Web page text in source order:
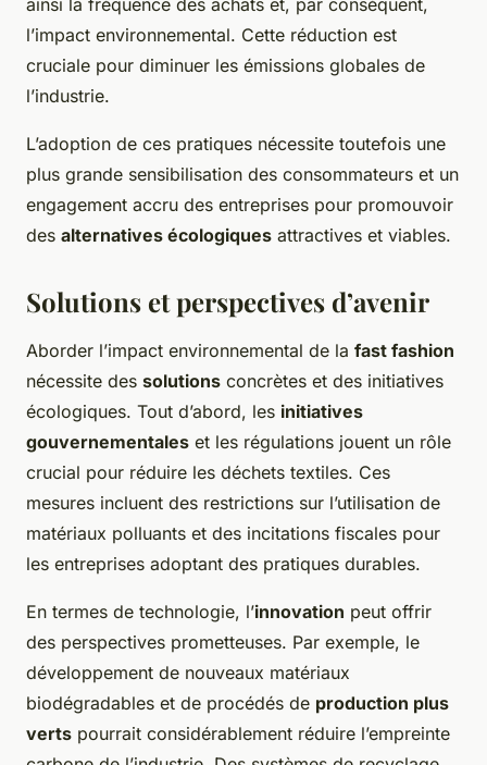
ainsi la fréquence des achats et, par conséquent,
l’impact environnemental. Cette réduction est
cruciale pour diminuer les émissions globales de
l’industrie.
L’adoption de ces pratiques nécessite toutefois une
plus grande sensibilisation des consommateurs et un
engagement accru des entreprises pour promouvoir
des alternatives écologiques attractives et viables.
Solutions et perspectives d’avenir
Aborder l’impact environnemental de la fast fashion
nécessite des solutions concrètes et des initiatives
écologiques. Tout d’abord, les initiatives
gouvernementales et les régulations jouent un rôle
crucial pour réduire les déchets textiles. Ces
mesures incluent des restrictions sur l’utilisation de
matériaux polluants et des incitations fiscales pour
les entreprises adoptant des pratiques durables.
En termes de technologie, l’innovation peut offrir
des perspectives prometteuses. Par exemple, le
développement de nouveaux matériaux
biodégradables et de procédés de production plus
verts pourrait considérablement réduire l’empreinte